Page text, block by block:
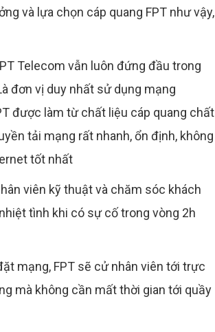
và lựa chọn cáp quang FPT như vậy,
Telecom vẫn luôn đứng đầu trong
đơn vị duy nhất sử dụng mạng
được làm từ chất liệu cáp quang chất
tải mạng rất nhanh, ổn định, không
tốt nhất
viên kỹ thuật và chăm sóc khách
tình khi có sự cố trong vòng 2h
mạng, FPT sẽ cử nhân viên tới trực
mà không cần mất thời gian tới quầy